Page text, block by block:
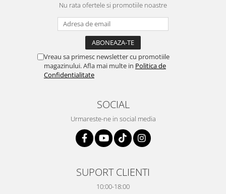
Nu rata ofertele si promotiile noastre
Vreau sa primesc newsletter cu promotiile
magazinului. Afla mai multe in Politica de
Confidentialitate
SOCIAL
Urmareste-ne in social media
SUPORT CLIENTI
10:00-18:00